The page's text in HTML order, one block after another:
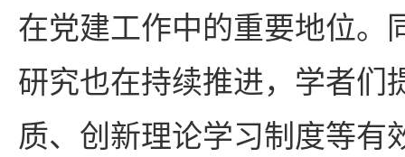
在党建工作中的重要地位。
研究也在持续推进，学者们
质、创新理论学习制度等有